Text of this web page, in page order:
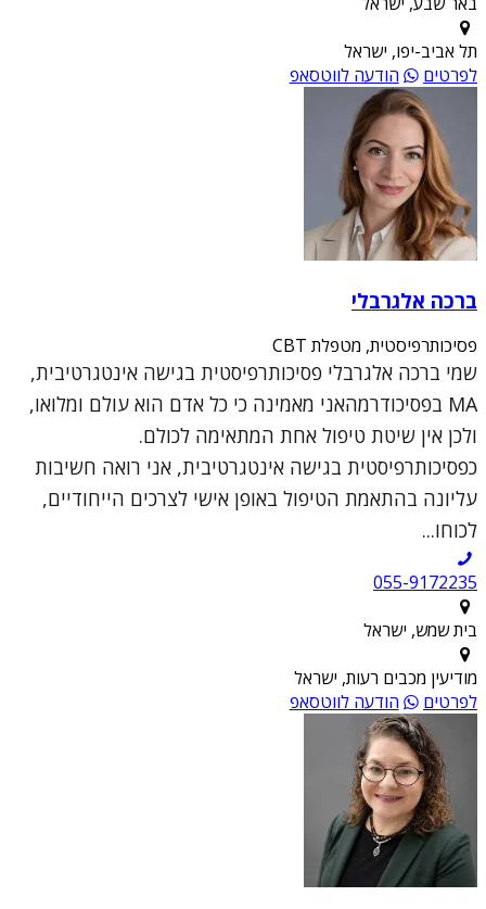
תל אביב-יפו, ישראל
לפרטים
הודעה לווטסאפ
ברכה אלגרבלי
פסיכותרפיסטית, מטפלת CBT
שמי ברכה אלגרבלי פסיכותרפיסטית בגישה אינטגרטיבית,
MA בפסיכודרמהאני מאמינה כי כל אדם הוא עולם ומלואו,
ולכן אין שיטת טיפול אחת המתאימה לכולם.
כפסיכותרפיסטית בגישה אינטגרטיבית, אני רואה חשיבות
עליונה בהתאמת הטיפול באופן אישי לצרכים הייחודיים,
לכוחו...
055-9172235
בית שמש, ישראל
מודיעין מכבים רעות, ישראל
לפרטים
הודעה לווטסאפ